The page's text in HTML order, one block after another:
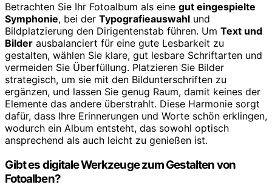
Betrachten Sie Ihr Fotoalbum als eine gut eingespielte
Symphonie, bei der Typografieauswahl und
Bildplatzierung den Dirigentenstab führen. Um Text und
Bilder ausbalanciert für eine gute Lesbarkeit zu
gestalten, wählen Sie klare, gut lesbare Schriftarten und
vermeiden Sie Überfüllung. Platzieren Sie Bilder
strategisch, um sie mit den Bildunterschriften zu
ergänzen, und lassen Sie genug Raum, damit keines der
Elemente das andere überstrahlt. Diese Harmonie sorgt
dafür, dass Ihre Erinnerungen und Worte schön erklingen,
wodurch ein Album entsteht, das sowohl optisch
ansprechend als auch leicht zu genießen ist.
Gibt es digitale Werkzeuge zum Gestalten von
Fotoalben?